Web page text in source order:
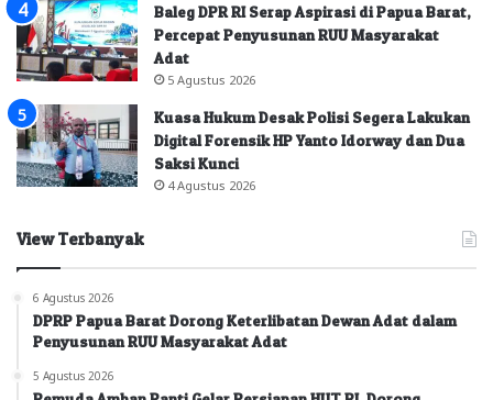
Baleg DPR RI Serap Aspirasi di Papua Barat,
Percepat Penyusunan RUU Masyarakat
Adat
5 Agustus 2026
Kuasa Hukum Desak Polisi Segera Lakukan
Digital Forensik HP Yanto Idorway dan Dua
Saksi Kunci
4 Agustus 2026
View Terbanyak
6 Agustus 2026
DPRP Papua Barat Dorong Keterlibatan Dewan Adat dalam
Penyusunan RUU Masyarakat Adat
5 Agustus 2026